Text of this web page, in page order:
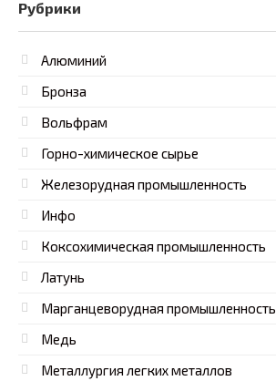
Рубрики
Алюминий
Бронза
Вольфрам
Горно-химическое сырье
Железорудная промышленность
Инфо
Коксохимическая промышленность
Латунь
Марганцеворудная промышленность
Медь
Металлургия легких металлов